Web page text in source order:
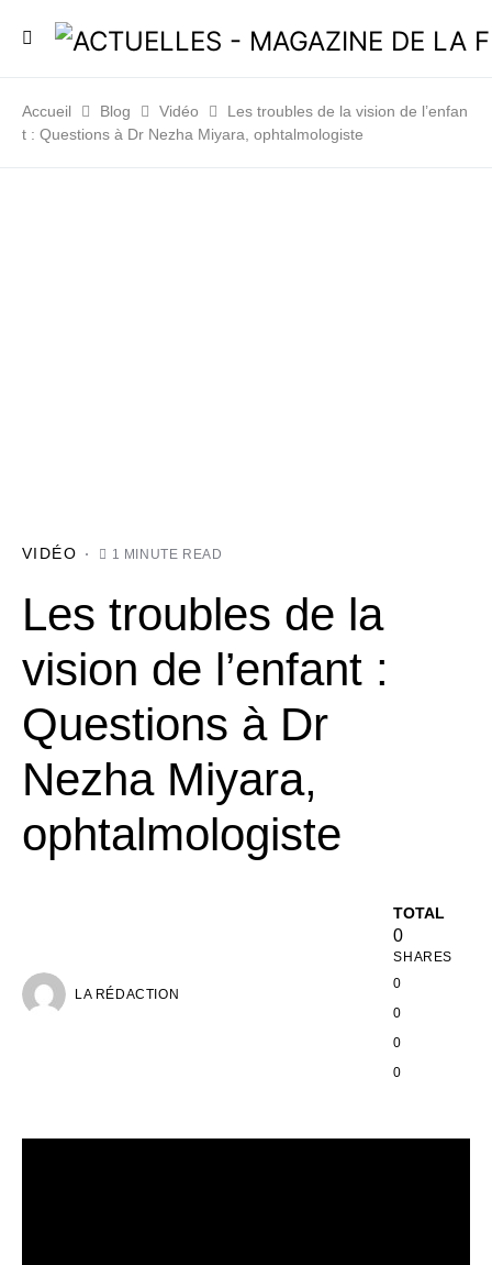
Accueil Blog Vidéo
Les troubles de la vision de l’enfan
t : Questions à Dr Nezha Miyara, ophtalmologiste
VIDÉO 1 MINUTE READ
Les troubles de la
vision de l’enfant :
Questions à Dr
Nezha Miyara,
ophtalmologiste
LA RÉDACTION
TOTAL
0
SHARES
0
0
0
0